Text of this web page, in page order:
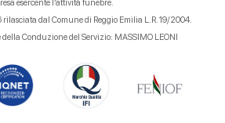
esercente l’attività funebre.
dal Comune di Reggio Emilia L.R. 19/2004.
della Conduzione del Servizio: MASSIMO LEONI